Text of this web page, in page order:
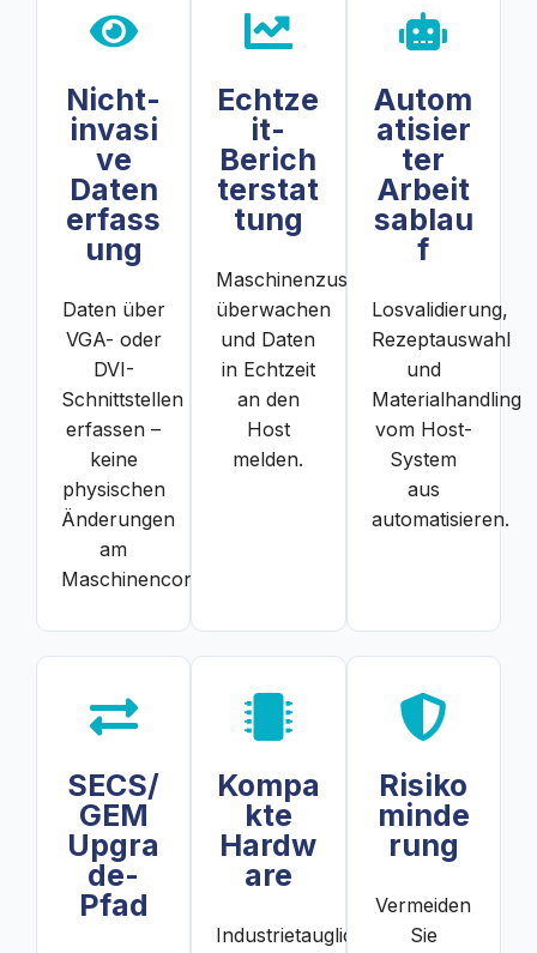
Nicht-
invasi
ve
Daten
erfass
ung
Daten über
VGA- oder
DVI-
Schnittstellen
erfassen –
keine
physischen
Änderungen
am
Maschinencontroller.
Echtze
it-
Berich
terstat
tung
Maschinenzustand
überwachen
und Daten
in Echtzeit
an den
Host
melden.
Autom
atisier
ter
Arbeit
sablau
f
Losvalidierung,
Rezeptauswahl
und
Materialhandling
vom Host-
System
aus
automatisieren.
SECS/
GEM
Upgra
de-
Pfad
Kompa
kte
Hardw
are
Industrietaugliche
Risiko
minde
rung
Vermeiden
Sie